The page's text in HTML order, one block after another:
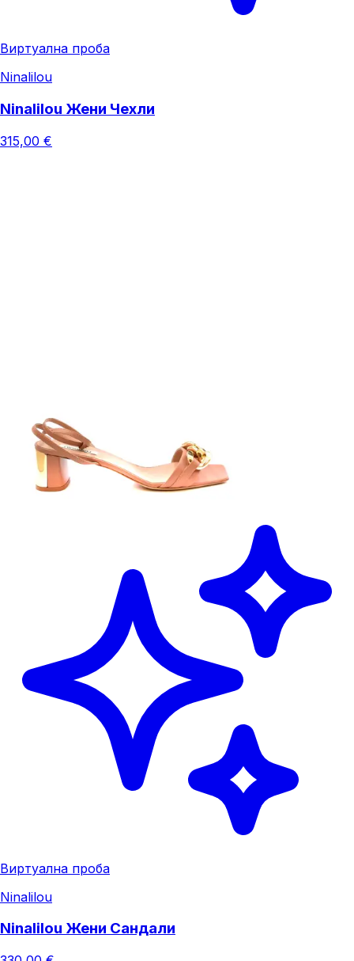
Виртуална проба
Ninalilou
Ninalilou Жени Чехли
315,00 €
Виртуална проба
Ninalilou
Ninalilou Жени Сандали